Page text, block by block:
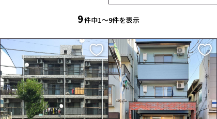
中文可 English OK 0120-249-900
契約の流れ
運営会社
9件中1〜9件を表示